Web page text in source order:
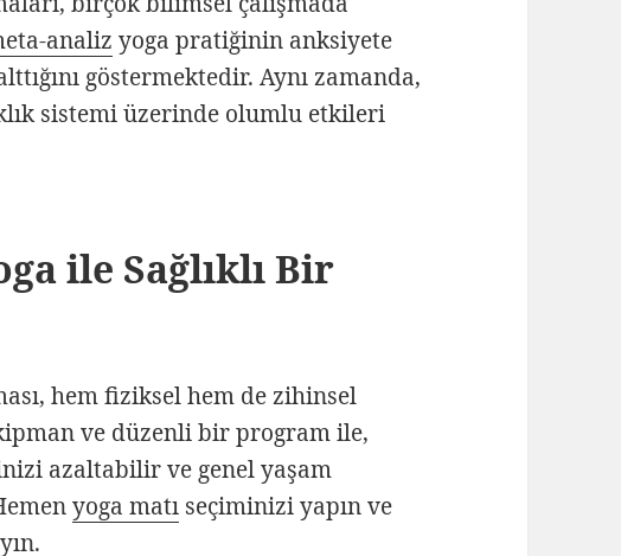
analiz yoga pratiğinin anksiyete
göstermektedir. Aynı zamanda,
sistemi üzerinde olumlu etkileri
ile Sağlıklı Bir
hem fiziksel hem de zihinsel
ve düzenli bir program ile,
azaltabilir ve genel yaşam
yoga matı seçiminizi yapın ve